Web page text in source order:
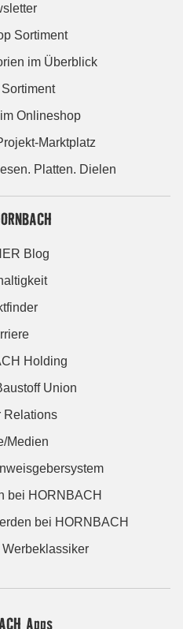
Sortiment
im Überblick
Onlineshop
Marktplatz
Platten. Dielen
Blog
Holding
Union
Relations
Medien
bei HORNBACH
bei HORNBACH
Apps